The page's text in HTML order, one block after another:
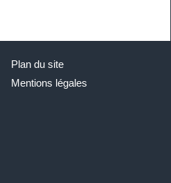
Plan du site
Mentions légales